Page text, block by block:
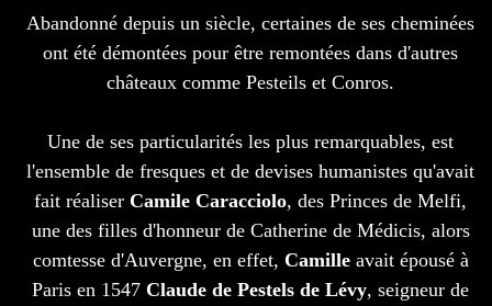
Abandonné depuis un siècle, certaines de ses cheminées
ont été démontées pour être remontées dans d'autres
châteaux comme Pesteils et Conros.
Une de ses particularités les plus remarquables, est
l'ensemble de fresques et de devises humanistes qu'avait
fait réaliser Camile Caracciolo, des Princes de Melfi,
une des filles d'honneur de Catherine de Médicis, alors
comtesse d'Auvergne, en effet, Camilleavait épousé à
Paris en 1547 Claude de Pestels de Lévy, seigneur de